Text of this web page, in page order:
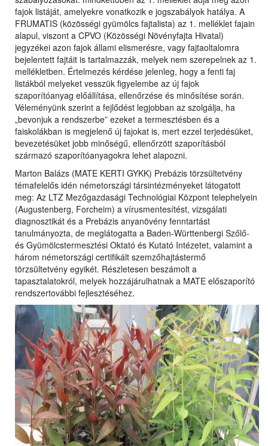
fajok listáját, amelyekre vonatkozik e jogszabályok hatálya. A
FRUMATIS (közösségi gyümölcs fajtalista) az 1. melléklet fajain
alapul, viszont a CPVO (Közösségi Növényfajta Hivatal)
jegyzékei azon fajok állami elismerésre, vagy fajtaoltalomra
bejelentett fajtáit is tartalmazzák, melyek nem szerepelnek az 1.
mellékletben. Értelmezés kérdése jelenleg, hogy a fenti faj
listákból melyeket vesszük figyelembe az új fajok
szaporítóanyag előállítása, ellenőrzése és minősítése során.
Véleményünk szerint a fejlődést legjobban az szolgálja, ha
„bevonjuk a rendszerbe” ezeket a termesztésben és a
faiskolákban is megjelenő új fajokat is, mert ezzel terjedésüket,
bevezetésüket jobb minőségű, ellenőrzött szaporításból
származó szaporítóanyagokra lehet alapozni.
Marton Balázs (MATE KERTI GYKK) Prebázis törzsültetvény
témafelelős idén németországi társintézményeket látogatott
meg: Az LTZ Mezőgazdasági Technológiai Központ telephelyein
(Augustenberg, Forcheim) a vírusmentesítést, vizsgálati
diagnosztikát és a Prebázis anyanövény fenntartást
tanulmányozta, de meglátogatta a Baden-Württenbergi Szőlő-
és Gyümölcstermesztési Oktató és Kutató Intézetet, valamint a
három németországi certifikált szemzőhajtástermő
törzsültetvény egyikét. Részletesen beszámolt a
tapasztalatokról, melyek hozzájárulhatnak a MATE előszaporító
rendszertovábbi fejlesztéséhez.